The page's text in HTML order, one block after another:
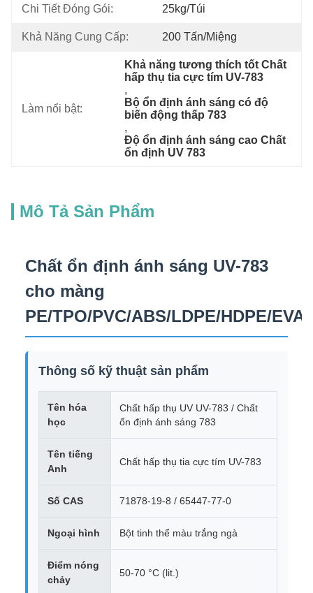
Chi Tiết Đóng Gói: 25kg/túi
Khả Năng Cung Cấp: 200 Tấn/miệng
Làm nổi bật:
Khả năng tương thích tốt Chất
hấp thụ tia cực tím UV-783
,
Bộ ổn định ánh sáng có độ
biến động thấp 783
,
Độ ổn định ánh sáng cao Chất
ổn định UV 783
Mô Tả Sản Phẩm
Chất ổn định ánh sáng UV-783
cho màng
PE/TPO/PVC/ABS/LDPE/HDPE/EVA
Thông số kỹ thuật sản phẩm
Tên hóa
học
Chất hấp thụ UV UV-783 / Chất
ổn định ánh sáng 783
Tên tiếng
Anh
Chất hấp thụ tia cực tím UV-783
Số CAS 71878-19-8 / 65447-77-0
Ngoại hình Bột tinh thể màu trắng ngà
Điểm nóng
chảy
50-70 °C (lit.)